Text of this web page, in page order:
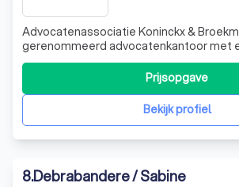
Advocatenassociatie Koninckx &
gerenommeerd advocatenkantoor met
geschiedenis en een sterke reputatie in
rechtsleven. Ons team van tien
onderscheidt zich door een slagvaardige
deskundig advies, onderlegde
Bekijk profiel
Prijsopgave
8.Debrabandere / Sabine